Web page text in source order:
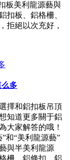
板美利龍源藝與
扣板、鋁格柵、
拒絕以次充好，
多
擇和鋁扣板吊頂
知道更多關于鋁
大家解答的哦！
和“美利龍源藝”
與半美利龍源
柵、鋁條扣、鋁